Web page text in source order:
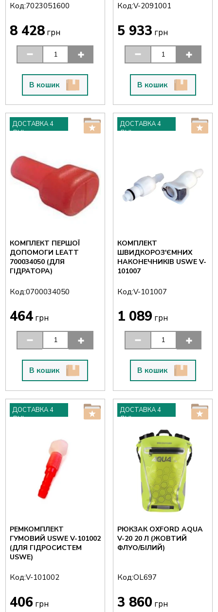
Код:7023051600
8 428грн
В кошик
Код:V-2091001
5 933 грн
В кошик
ДОСТАВКА 4
ДНІ
КОМПЛЕКТ ПЕРШОЇ
ДОПОМОГИ LEATT
700034050 (ДЛЯ
ГІДРАТОРА)
Код:0700034050
464грн
В кошик
ДОСТАВКА 4
ДНІ
КОМПЛЕКТ
ШВИДКОРОЗ'ЄМНИХ
НАКОНЕЧНИКІВ USWE V-
101007
Код:V-101007
1 089 грн
В кошик
ДОСТАВКА 4
ДНІ
РЕМКОМПЛЕКТ
ГУМОВИЙ USWE V-101002
(ДЛЯ ГІДРОСИСТЕМ
USWE)
Код:V-101002
406 грн
ДОСТАВКА 4
ДНІ
РЮКЗАК OXFORD AQUA
V-20 20 Л (ЖОВТИЙ
ФЛУО/БІЛИЙ)
Код:OL697
3 860 грн